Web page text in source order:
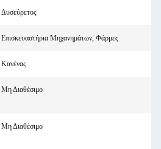
Δυσεύρετος
Επισκευαστήρια Μηχανημάτων, Φάρμες
Κανένας
Μη Διαθέσιμο
Μη Διαθέσιμο